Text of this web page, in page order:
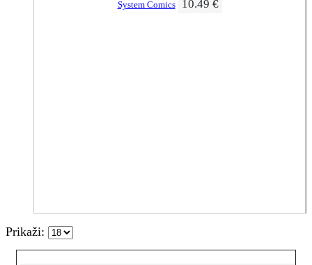
System Comics 10.49 €
Prikaži: